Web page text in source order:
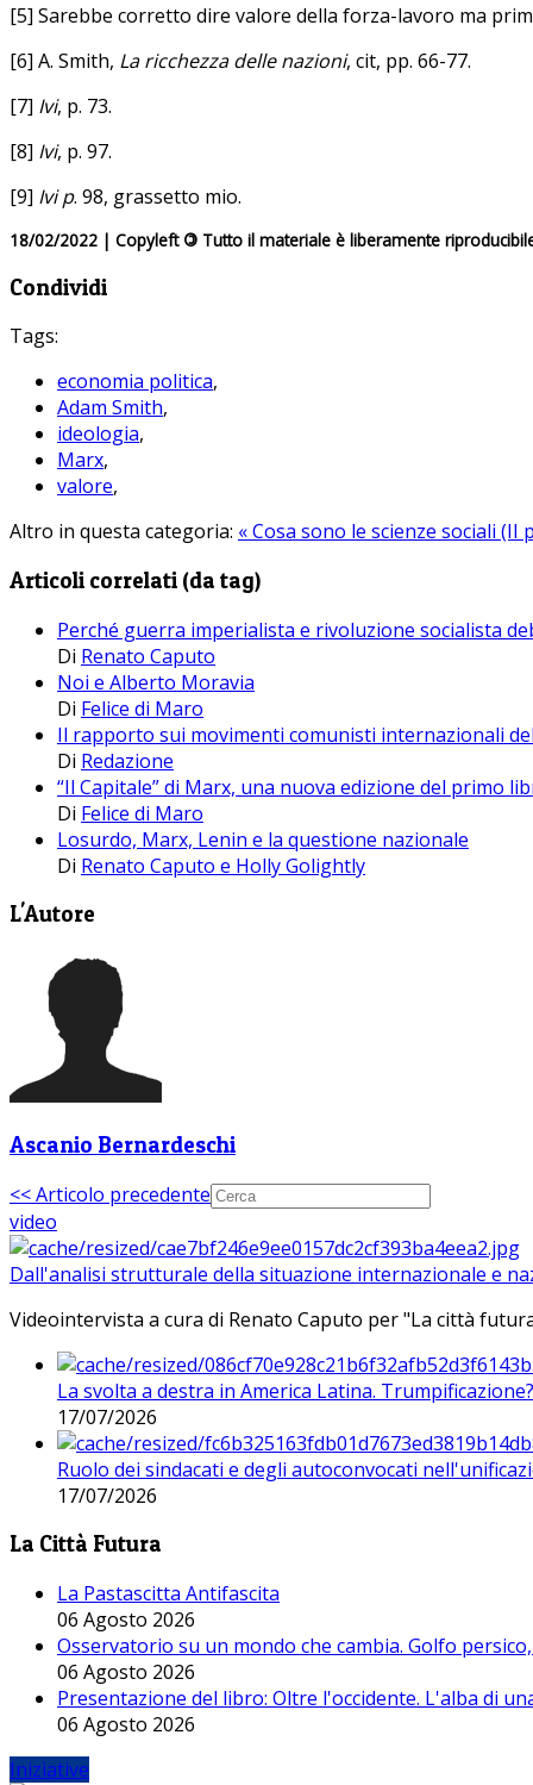
[5] Sarebbe corretto dire valore della forza-lavoro ma
[6] A. Smith, La ricchezza delle nazioni, cit, pp. 66-77.
[7] Ivi, p. 73.
[8] Ivi, p. 97.
[9] Ivi p. 98, grassetto mio.
18/02/2022 | Copyleft © Tutto il materiale è liberamente
Condividi
Tags:
economia politica,
Adam Smith,
ideologia,
Marx,
valore,
Altro in questa categoria: « Cosa sono le scienze sociali (II
Articoli correlati (da tag)
Perché guerra imperialista e rivoluzione socialista
Di Renato Caputo
Noi e Alberto Moravia
Di Felice di Maro
Il rapporto sui movimenti comunisti internazionali
Di Redazione
“Il Capitale” di Marx, una nuova edizione del primo
Di Felice di Maro
Losurdo, Marx, Lenin e la questione nazionale
Di Renato Caputo e Holly Golightly
L'Autore
Ascanio Bernardeschi
<< Articolo precedente
video
Dall'analisi strutturale della situazione internazionale e
Videointervista a cura di Renato Caputo per "La città
La svolta a destra in America Latina. Trumpificazione?
17/07/2026
Ruolo dei sindacati e degli autoconvocati
17/07/2026
La Città Futura
La Pastascitta Antifascita
06 Agosto 2026
Osservatorio su un mondo che cambia. Golfo
06 Agosto 2026
Presentazione del libro: Oltre l'occidente. L'alba di
06 Agosto 2026
Iniziative